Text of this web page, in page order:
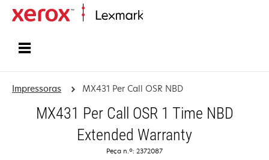
Impressoras MX431 Per Call OSR NBD
MX431 Per Call OSR 1 Time NBD
Extended Warranty
Peça n.º: 2372087